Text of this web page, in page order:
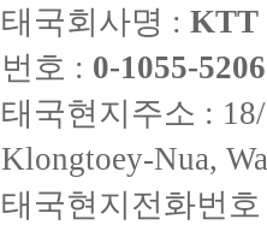
태국회사명 : KTT
번호 : 0-1055-
태국현지주소 :
Klongtoey-Nua,
태국현지전화번